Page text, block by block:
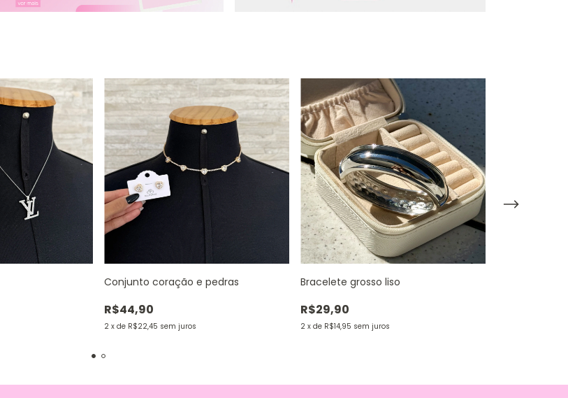
Conjunto coração e pedras
R$44,90
2 x de R$22,45 sem juros
Bracelete grosso liso
R$29,90
2 x de R$14,95 sem juros